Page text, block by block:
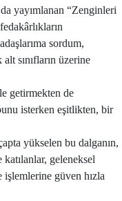
yayımlanan “Zenginleri
sordum,
sınıfların üzerine
getirmekten de
isterken eşitlikten, bir
yükselen bu dalganın,
geleneksel
güven hızla